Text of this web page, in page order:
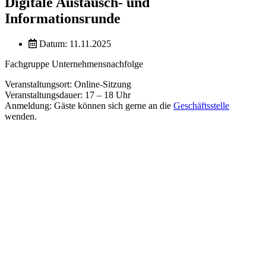
Informationsrunde
Datum: 11.11.2025
Fachgruppe Unternehmensnachfolge
Veranstaltungsort: Online-Sitzung
Veranstaltungsdauer: 17 – 18 Uhr
Anmeldung: Gäste können sich gerne an die Geschäftsstelle
wenden.